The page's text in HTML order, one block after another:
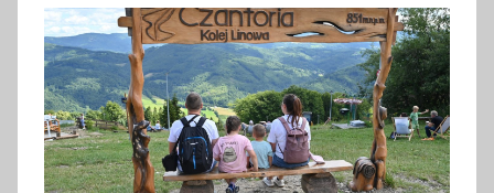
e
r
p
n
i
a
2